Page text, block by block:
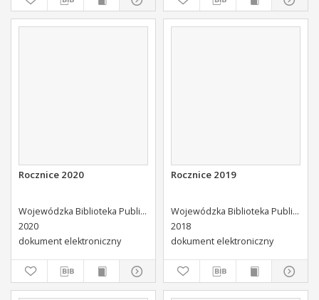
Rocznice 2020
Wojewódzka Biblioteka Publiczna (Kielce). Dział Informacji i Bibliografii Regionalnej
2020
dokument elektroniczny
Rocznice 2019
Wojewódzka Biblioteka Publiczna (Kielce). Dział Informacji i Bibliografii Regionalnej
2018
dokument elektroniczny